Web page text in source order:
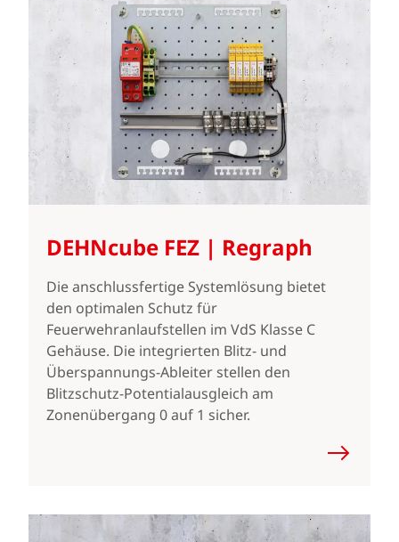
DEHNcube FEZ | Regraph
Die anschlussfertige Systemlösung bietet
den optimalen Schutz für
Feuerwehranlaufstellen im VdS Klasse C
Gehäuse. Die integrierten Blitz- und
Überspannungs-Ableiter stellen den
Blitzschutz-Potentialausgleich am
Zonenübergang 0 auf 1 sicher.